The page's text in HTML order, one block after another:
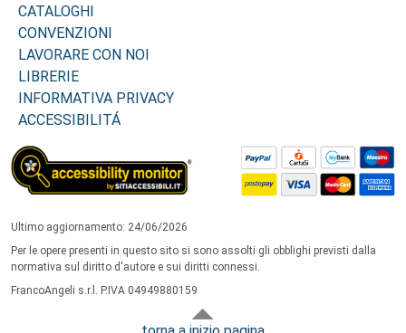
CATALOGHI
CONVENZIONI
LAVORARE CON NOI
LIBRERIE
INFORMATIVA PRIVACY
ACCESSIBILITÁ
Ultimo aggiornamento: 24/06/2026
Per le opere presenti in questo sito si sono assolti gli obblighi previsti dalla
normativa sul diritto d'autore e sui diritti connessi.
FrancoAngeli s.r.l. P.IVA 04949880159